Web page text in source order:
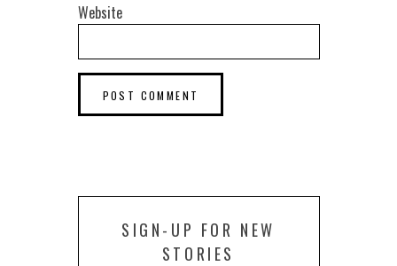
Website
SIGN-UP FOR NEW
STORIES